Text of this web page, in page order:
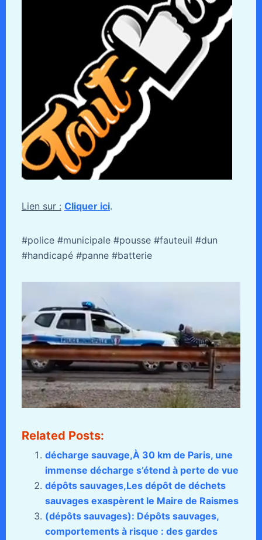
Lien sur : Cliquer ici.
#police #municipale #pousse #fauteuil #dun
#handicapé #panne #batterie
Related Posts:
décharge sauvage,À 30 km de Paris, une
immense décharge s’étend à perte de vue
dépôts sauvages,Les dépôt de déchets
sauvages exaspèrent le Maire de Raismes
(dépôts sauvages): Dépôts sauvages,
comportements à risque : des gardes